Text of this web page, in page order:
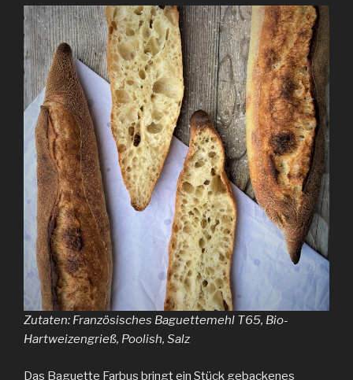
Zutaten: Französisches Baguettemehl T65, Bio-
Hartweizengrieß, Poolish, Salz
Das Baguette Farbus bringt ein Stück gebackenes